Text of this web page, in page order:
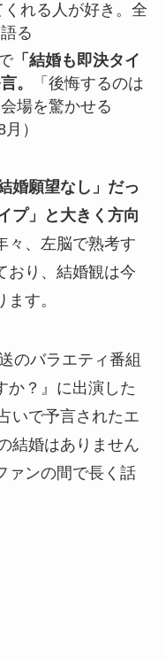
れる人が好き。全
る
「結婚も即決タイ
。
「後悔するのは
場を驚かせる
）
婚願望なし」だっ
プ」と大きく方向
々、左脳で熟考す
おり、結婚観は今
す。
のバラエティ番組
か？』に出演した
いで予言されたエ
結婚はありません
ァンの間で長く話